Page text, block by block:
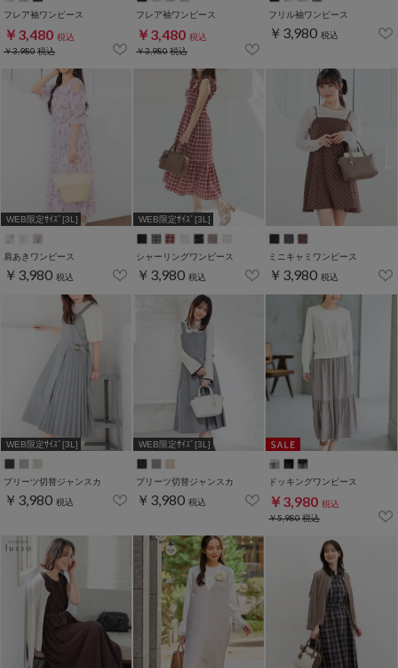
フレア袖ワンピース
￥3,480 税込
￥3,980税込
フレア袖ワンピース
￥3,480 税込
￥3,980税込
フリル袖ワンピース
￥3,980 税込
WEB限定ｻｲｽﾞ[3L]
肩あきワンピース
￥3,980 税込
WEB限定ｻｲｽﾞ[3L]
シャーリングワンピース
￥3,980 税込
ミニキャミワンピース
￥3,980 税込
WEB限定ｻｲｽﾞ[3L]
プリーツ切替ジャンスカ
￥3,980 税込
WEB限定ｻｲｽﾞ[3L]
プリーツ切替ジャンスカ
￥3,980 税込
ドッキングワンピース
￥3,980 税込
￥5,980税込